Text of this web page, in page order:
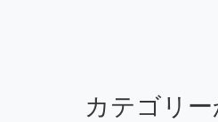
カテゴリ